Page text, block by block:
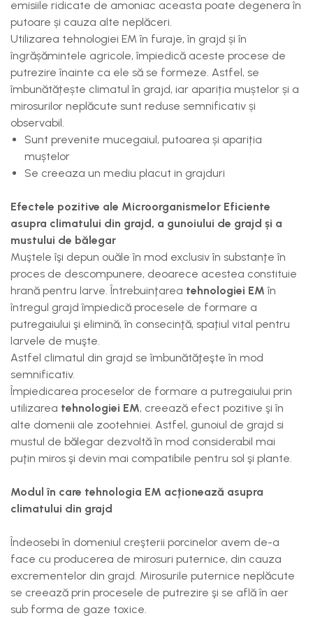
emisiile ridicate de amoniac aceasta poate degenera în
putoare și cauza alte neplăceri.
Utilizarea tehnologiei EM în furaje, în grajd și în
îngrășămintele agricole, împiedică aceste procese de
putrezire înainte ca ele să se formeze. Astfel, se
îmbunătățește climatul în grajd, iar apariția muștelor și a
mirosurilor neplăcute sunt reduse semnificativ și
observabil.
Sunt prevenite mucegaiul, putoarea și apariția
muștelor
Se creeaza un mediu placut in grajduri
Efectele pozitive ale Microorganismelor Eficiente
asupra climatului din grajd, a gunoiului de grajd și a
mustului de bălegar
Muştele îşi depun ouăle în mod exclusiv în substanţe în
proces de descompunere, deoarece acestea constituie
hrană pentru larve. Întrebuinţarea tehnologiei EM în
întregul grajd împiedică procesele de formare a
putregaiului şi elimină, în consecinţă, spaţiul vital pentru
larvele de muşte.
Astfel climatul din grajd se îmbunătăţeşte în mod
semnificativ.
Împiedicarea proceselor de formare a putregaiului prin
utilizarea tehnologiei EM, creează efect pozitive şi în
alte domenii ale zootehniei. Astfel, gunoiul de grajd si
mustul de bălegar dezvoltă în mod considerabil mai
puţin miros şi devin mai compatibile pentru sol şi plante.
Modul în care tehnologia EM acționează asupra
climatului din grajd
Îndeosebi în domeniul creşterii porcinelor avem de-a
face cu producerea de mirosuri puternice, din cauza
excrementelor din grajd. Mirosurile puternice neplăcute
se creează prin procesele de putrezire şi se află în aer
sub forma de gaze toxice.